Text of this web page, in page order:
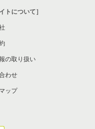
一覧
覧
案件一覧
トについて］
の取り扱い
わせ
ップ